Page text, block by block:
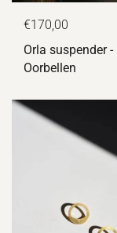
€170,00
Orla suspender -
Oorbellen